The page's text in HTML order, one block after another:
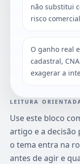
não substitui
risco
O ganho real
cadastral,
exagerar a
LEITURA
Use este bloco
artigo e a decisão
o tema entra na
antes de agir e